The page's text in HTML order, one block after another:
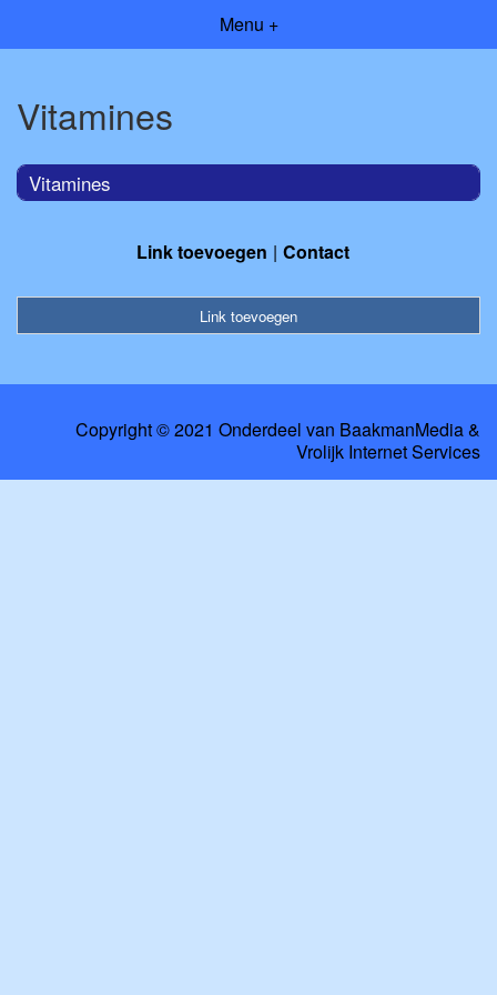
Menu +
Vitamines
Vitamines
Link toevoegen Contact
Link toevoegen
Copyright © 2021 Onderdeel van BaakmanMedia&
Vrolijk Internet Services